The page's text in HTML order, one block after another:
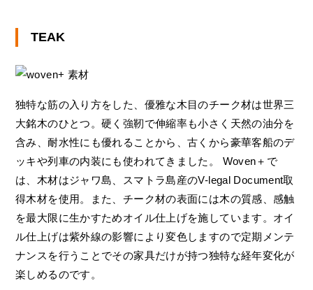
TEAK
独特な筋の入り方をした、優雅な木目のチーク材は世界三
大銘木のひとつ。硬く強靭で伸縮率も小さく天然の油分を
含み、耐水性にも優れることから、古くから豪華客船のデ
ッキや列車の内装にも使われてきました。 Woven＋で
は、木材はジャワ島、スマトラ島産のV-legal Document取
得木材を使用。また、チーク材の表面には木の質感、感触
を最大限に生かすためオイル仕上げを施しています。オイ
ル仕上げは紫外線の影響により変色しますので定期メンテ
ナンスを行うことでその家具だけが持つ独特な経年変化が
楽しめるのです。